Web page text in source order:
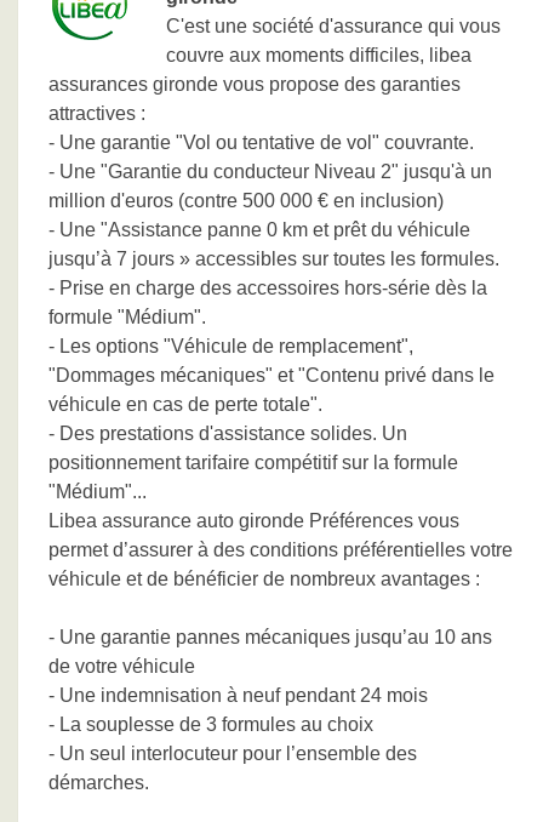
C'est une société d'assurance qui vous
couvre aux moments difficiles, libea
assurances gironde vous propose des garanties
attractives :
- Une garantie "Vol ou tentative de vol" couvrante.
- Une "Garantie du conducteur Niveau 2" jusqu'à un
million d'euros (contre 500 000 € en inclusion)
- Une "Assistance panne 0 km et prêt du véhicule
jusqu’à 7 jours » accessibles sur toutes les formules.
- Prise en charge des accessoires hors-série dès la
formule "Médium".
- Les options "Véhicule de remplacement",
"Dommages mécaniques" et "Contenu privé dans le
véhicule en cas de perte totale".
- Des prestations d'assistance solides. Un
positionnement tarifaire compétitif sur la formule
"Médium"...
Libea assurance auto gironde Préférences vous
permet d’assurer à des conditions préférentielles votre
véhicule et de bénéficier de nombreux avantages :
- Une garantie pannes mécaniques jusqu’au 10 ans
de votre véhicule
- Une indemnisation à neuf pendant 24 mois
- La souplesse de 3 formules au choix
- Un seul interlocuteur pour l’ensemble des
démarches.